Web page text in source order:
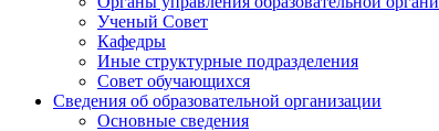
Ученый Совет
Кафедры
Иные структурные подразделения
Совет обучающихся
Сведения об образовательной организации
Основные сведения